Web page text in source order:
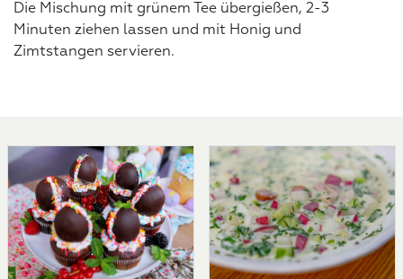
Die Mischung mit grünem Tee übergießen, 2-3
Minuten ziehen lassen und mit Honig und
Zimtstangen servieren.